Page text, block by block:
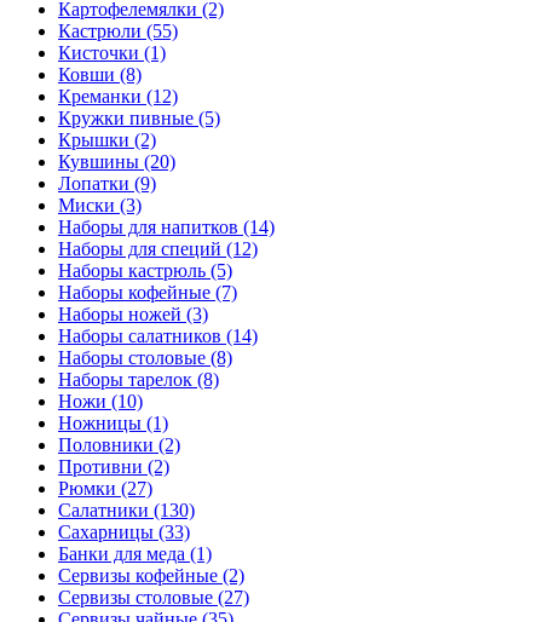
Картофелемялки (2)
Кастрюли (55)
Кисточки (1)
Ковши (8)
Креманки (12)
Кружки пивные (5)
Крышки (2)
Кувшины (20)
Лопатки (9)
Миски (3)
Наборы для напитков (14)
Наборы для специй (12)
Наборы кастрюль (5)
Наборы кофейные (7)
Наборы ножей (3)
Наборы салатников (14)
Наборы столовые (8)
Наборы тарелок (8)
Ножи (10)
Ножницы (1)
Половники (2)
Противни (2)
Рюмки (27)
Салатники (130)
Сахарницы (33)
Банки для меда (1)
Сервизы кофейные (2)
Сервизы столовые (27)